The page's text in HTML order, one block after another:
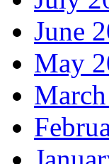
June
May